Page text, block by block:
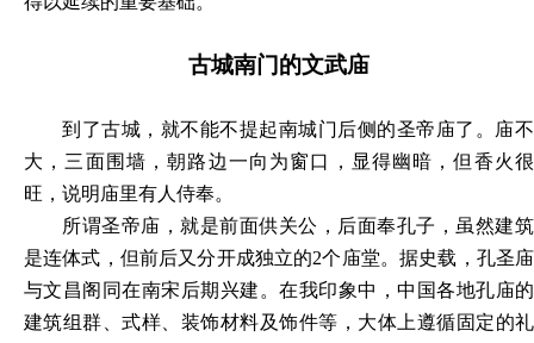
古城南门的文武庙
到了古城，就不能不提起南城门后侧的圣帝庙了。庙不
大，三面围墙，朝路边一向为窗口，显得幽暗，但香火很
旺，说明庙里有人侍奉。
所谓圣帝庙，就是前面供关公，后面奉孔子，虽然建筑
是连体式，但前后又分开成独立的2个庙堂。据史载，孔圣庙
与文昌阁同在南宋后期兴建。在我印象中，中国各地孔庙的
建筑组群、式样、装饰材料及饰件等，大体上遵循固定的礼